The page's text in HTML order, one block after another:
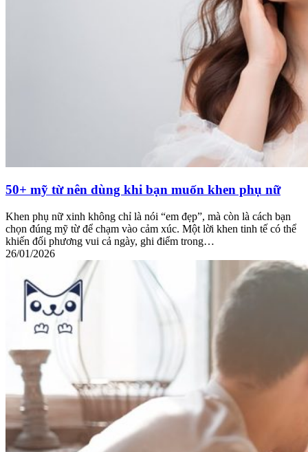
50+ mỹ từ nên dùng khi bạn muốn khen phụ nữ
Khen phụ nữ xinh không chỉ là nói “em đẹp”, mà còn là cách bạn
chọn đúng mỹ từ để chạm vào cảm xúc. Một lời khen tinh tế có thể
khiến đối phương vui cả ngày, ghi điểm trong…
26/01/2026